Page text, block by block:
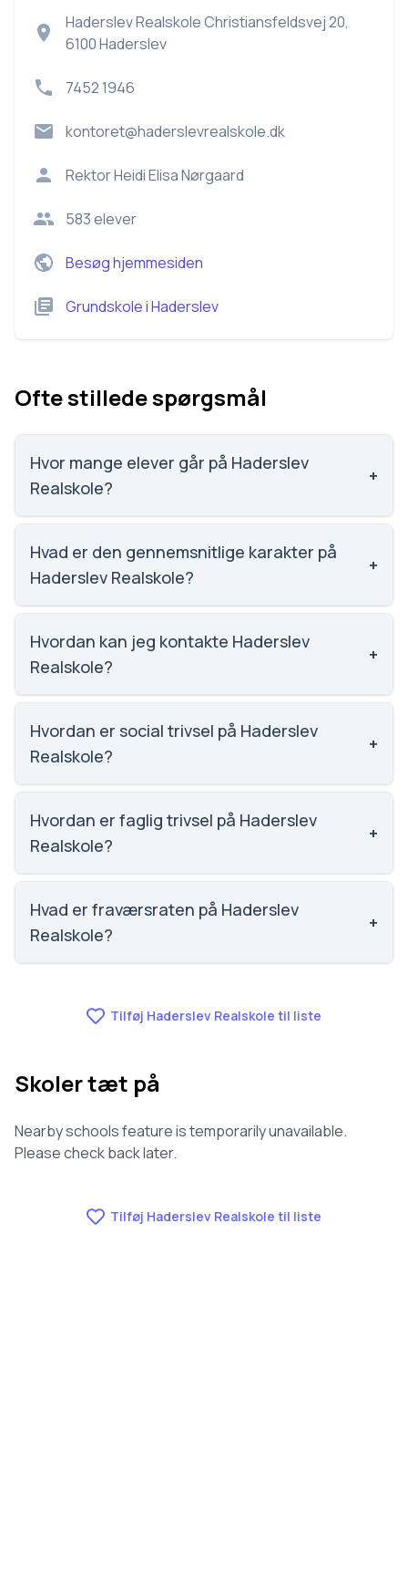
Haderslev Realskole Christiansfeldsvej 20,
6100 Haderslev
7452 1946
kontoret@haderslevrealskole.dk
RektorHeidi Elisa Nørgaard
583elever
Besøg hjemmesiden
GrundskoleiHaderslev
Ofte stillede spørgsmål
Hvor mange elever går på Haderslev
Realskole?
+
Haderslev Realskole har 583 elever, hvilket gør den
til nummer 359 ud af 3143 skoler.
Hvad er den gennemsnitlige karakter på
Haderslev Realskole?
+
Karaktergennemsnittet på Haderslev Realskole er
7.8, nummer 424 ud af 3143 skoler.
Hvordan kan jeg kontakte Haderslev
Realskole?
+
Email: kontoret@haderslevrealskole.dk. Telefon:
7452 1946. Adresse: Haderslev Realskole
Christiansfeldsvej 20, 6100 Haderslev. Skoleleder:
Hvordan er social trivsel på Haderslev
Realskole?
+
Vi har ikke data om social trivsel for Haderslev
Realskole.
Hvordan er faglig trivsel på Haderslev
Realskole?
+
Vi har ikke data om faglig trivsel for Haderslev
Realskole.
Hvad er fraværsraten på Haderslev
Realskole?
+
Tilføj Haderslev Realskole til liste
Skoler tæt på
Nearby schools feature is temporarily unavailable.
Please check back later.
Tilføj Haderslev Realskole til liste